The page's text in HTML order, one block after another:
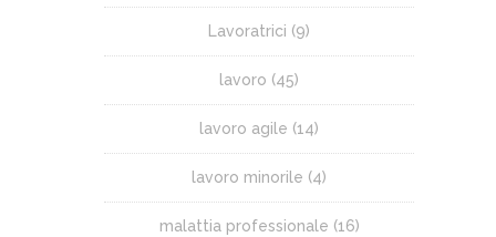
Lavoratrici (9)
lavoro (45)
lavoro agile (14)
lavoro minorile (4)
malattia professionale (16)